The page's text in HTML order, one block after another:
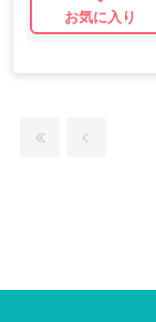
お気に入り